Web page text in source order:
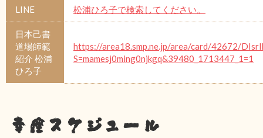
LINE 松浦ひろ子で検索してください。
日本己書
道場師範
紹介 松浦
ひろ子
https://area18.smp.ne.jp/area/card/42672/
S=mamesj0ming0njkgq&39480_1713447_1=1
幸座スケジュール